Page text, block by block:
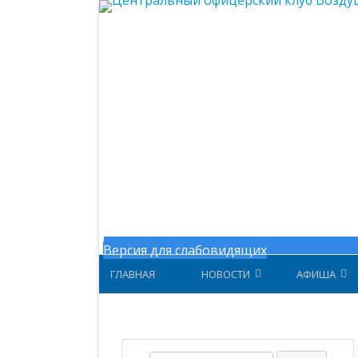
Центральный офицерский
Версия для слабовидящих
ГЛАВНАЯ НОВОСТИ
НОВОСТИ ЦОК ВКС
АФИША
АФИША 2023